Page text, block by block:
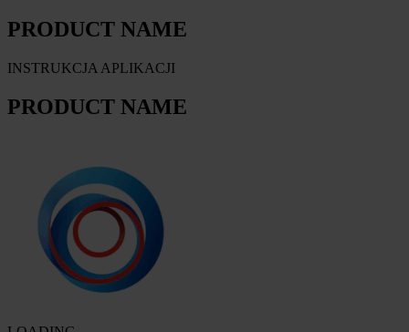
PRODUCT NAME
INSTRUKCJA APLIKACJI
PRODUCT NAME